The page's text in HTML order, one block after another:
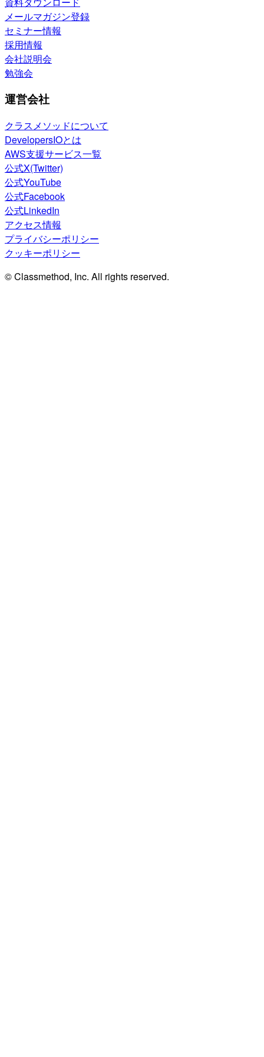
メールマガジン登録
セミナー情報
採用情報
会社説明会
勉強会
運営会社
クラスメソッドについて
DevelopersIOとは
AWS支援サービス一覧
公式X(Twitter)
公式YouTube
公式Facebook
公式LinkedIn
アクセス情報
プライバシーポリシー
クッキーポリシー
© Classmethod, Inc. All rights reserved.